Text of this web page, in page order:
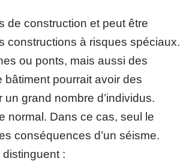
de construction et peut être
constructions à risques spéciaux.
ou ponts, mais aussi des
pourrait avoir des
grand nombre d’individus.
normal. Dans ce cas, seul le
conséquences d’un séisme.
: